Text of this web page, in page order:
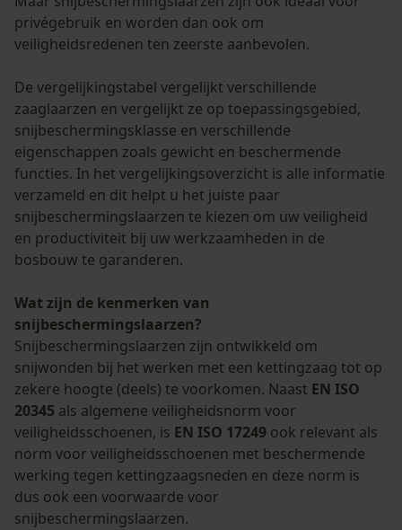
privégebruik en worden dan ook om
veiligheidsredenen ten zeerste aanbevolen.
De vergelijkingstabel vergelijkt verschillende
zaaglaarzen en vergelijkt ze op toepassingsgebied,
snijbeschermingsklasse en verschillende
eigenschappen zoals gewicht en beschermende
functies. In het vergelijkingsoverzicht is alle informatie
verzameld en dit helpt u het juiste paar
snijbeschermingslaarzen te kiezen om uw veiligheid
en productiviteit bij uw werkzaamheden in de
bosbouw te garanderen.
Wat zijn de kenmerken van
snijbeschermingslaarzen?
Snijbeschermingslaarzen zijn ontwikkeld om
snijwonden bij het werken met een kettingzaag tot op
zekere hoogte (deels) te voorkomen. Naast EN ISO
20345 als algemene veiligheidsnorm voor
veiligheidsschoenen, is EN ISO 17249 ook relevant als
norm voor veiligheidsschoenen met beschermende
werking tegen kettingzaagsneden en deze norm is
dus ook een voorwaarde voor
snijbeschermingslaarzen.